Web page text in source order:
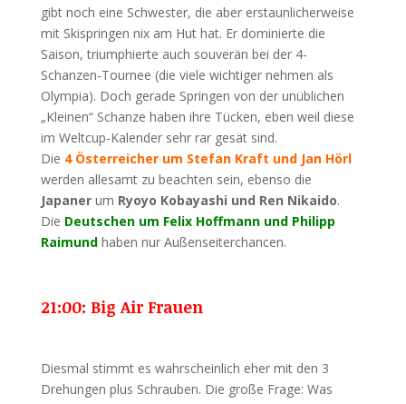
gibt noch eine Schwester, die aber erstaunlicherweise
mit Skispringen nix am Hut hat. Er dominierte die
Saison, triumphierte auch souverän bei der 4-
Schanzen-Tournee (die viele wichtiger nehmen als
Olympia). Doch gerade Springen von der unüblichen
„Kleinen“ Schanze haben ihre Tücken, eben weil diese
im Weltcup-Kalender sehr rar gesät sind.
Die 4 Österreicher um Stefan Kraft und Jan Hörl
werden allesamt zu beachten sein, ebenso die
Japanerum Ryoyo Kobayashi und Ren Nikaido.
Die Deutschen um Felix Hoffmann und Philipp
Raimundhaben nur Außenseiterchancen.
21:00: Big Air Frauen
Diesmal stimmt es wahrscheinlich eher mit den 3
Drehungen plus Schrauben. Die große Frage: Was